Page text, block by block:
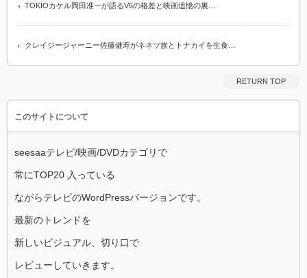
TOKIOカケル岡田准一が語るV6の格差と映画追憶の裏…
クレイジージャーニー佐藤健寿がネネツ族とトナカイを生食…
RETURN TOP
このサイトについて
seesaaテレビ/映画/DVDカテゴリで
常にTOP20 入っている
ながらテレビのWordPressバージョンです。
最新のトレンドを
新しいビジュアル、切り口で
レビューしていきます。